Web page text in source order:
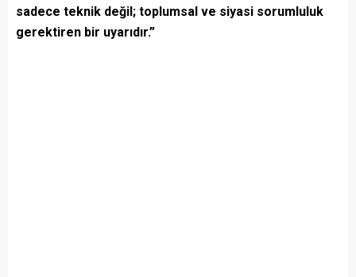
sadece teknik değil; toplumsal ve siyasi sorumluluk
gerektiren bir uyarıdır.”